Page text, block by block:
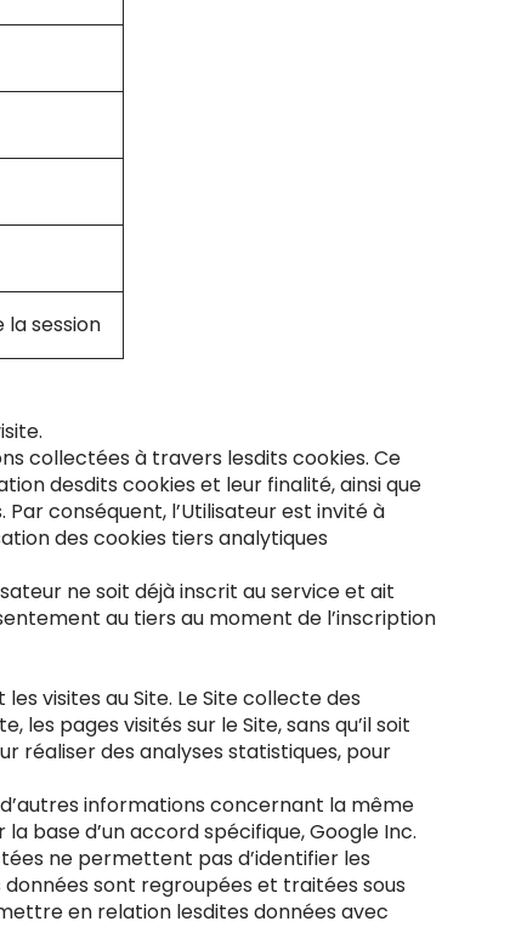
la session
collectées à travers lesdits cookies. Ce
desdits cookies et leur finalité, ainsi que
conséquent, l’Utilisateur est invité à
des cookies tiers analytiques
ne soit déjà inscrit au service et ait
au tiers au moment de l’inscription
visites au Site. Le Site collecte des
les pages visités sur le Site, sans qu’il soit
réaliser des analyses statistiques, pour
informations concernant la même
base d’un accord spécifique, Google Inc.
ne permettent pas d’identifier les
sont regroupées et traitées sous
en relation lesdites données avec